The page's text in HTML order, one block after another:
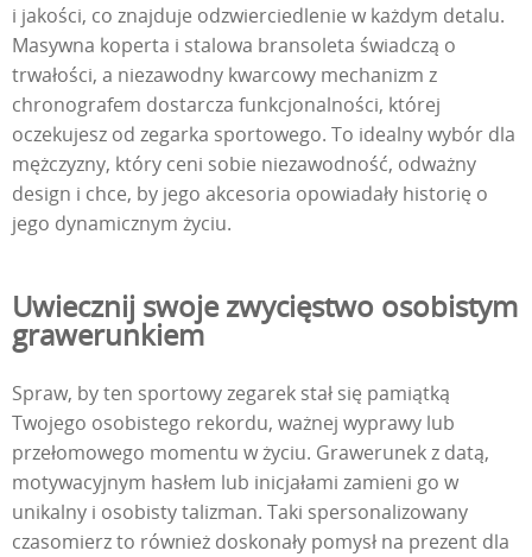
i jakości, co znajduje odzwierciedlenie w każdym detalu.
Masywna koperta i stalowa bransoleta świadczą o
trwałości, a niezawodny kwarcowy mechanizm z
chronografem dostarcza funkcjonalności, której
oczekujesz od zegarka sportowego. To idealny wybór dla
mężczyzny, który ceni sobie niezawodność, odważny
design i chce, by jego akcesoria opowiadały historię o
jego dynamicznym życiu.
Uwiecznij swoje zwycięstwo osobistym
grawerunkiem
Spraw, by ten sportowy zegarek stał się pamiątką
Twojego osobistego rekordu, ważnej wyprawy lub
przełomowego momentu w życiu. Grawerunek z datą,
motywacyjnym hasłem lub inicjałami zamieni go w
unikalny i osobisty talizman. Taki spersonalizowany
czasomierz to również doskonały pomysł na prezent dla